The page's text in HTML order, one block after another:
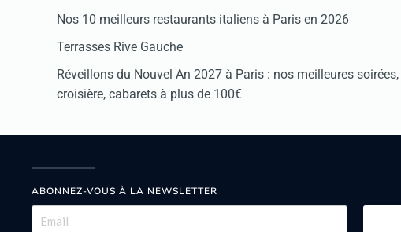
Nos 10 meilleurs restaurants italiens à Paris en 2026
Terrasses Rive Gauche
Réveillons du Nouvel An 2027 à Paris : nos meilleures
croisière, cabarets à plus de 100€
ABONNEZ-VOUS À LA NEWSLETTER